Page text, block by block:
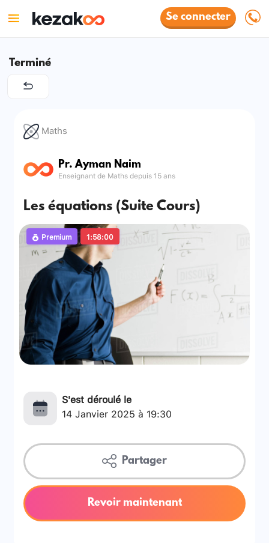
Se connecter
Terminé
Maths
Pr. Ayman Naim
Enseignant de Maths depuis 15 ans
Les équations (Suite Cours)
Premium 1:58:00
S'est déroulé le
14 Janvier 2025 à 19:30
Partager
Revoir maintenant